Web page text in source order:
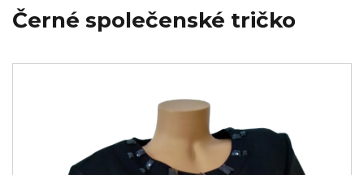
Černé společenské tričko